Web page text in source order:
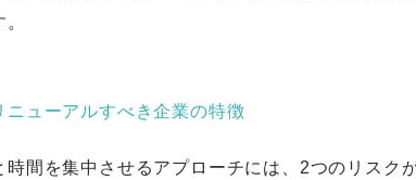
ューアルすべき企業の特徴
間を集中させるアプローチには、2つのリスク